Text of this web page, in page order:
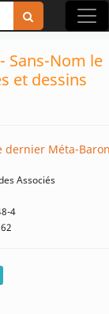
Sans-Nom le
et dessins
dernier Méta-
Associés
4
62